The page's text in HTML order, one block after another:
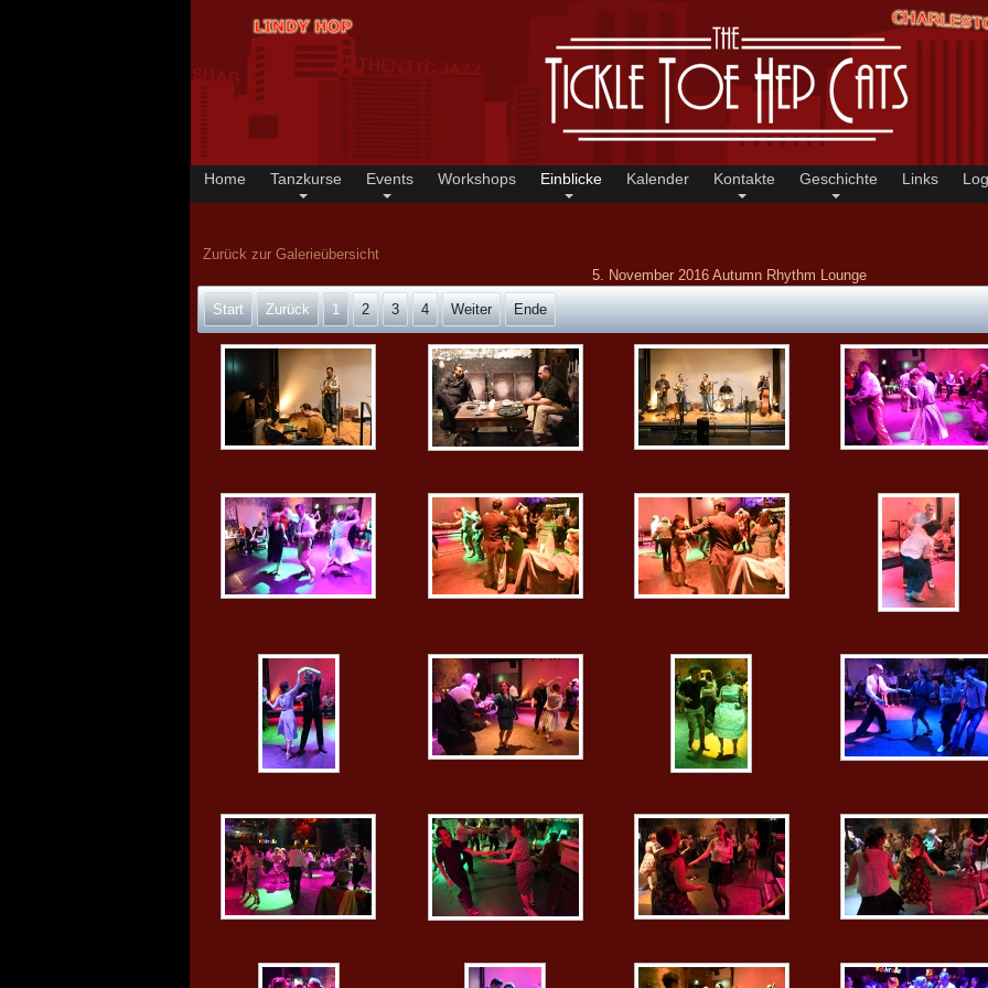
Home Tanzkurse Events Workshops Einblicke Kalender Kontakte Geschichte Links
Zurück zur Galerieübersicht
5. November 2016 Autumn Rhythm Lounge
Start Zurück 1 2 3 4 Weiter Ende